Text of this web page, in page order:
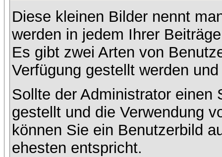
Diese kleinen Bilder nennt
werden in jedem Ihrer
Es gibt zwei Arten von
Verfügung gestellt werden
Sollte der Administrator einen
gestellt und die Verwendung
können Sie ein Benutzerbild
ehesten entspricht.